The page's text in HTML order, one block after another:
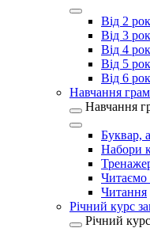
Від 2
Від 3
Від 4
Від 5
Від 6
Навчання
Навчання
Буквар,
Набори
Читаємо
Читання
Річний курс
Річний